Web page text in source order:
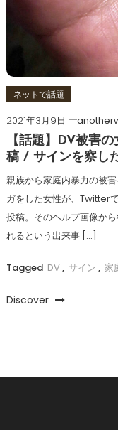
ネットで話題
2021年3月9日
【話題】DV被害
稿 / サインを察し
親族から家庭内暴力の被
ガをした女性が、Twitter
投稿。そのヘルプ画像か
れるという出来事 […]
Tagged DV, サイン , 家
Discover